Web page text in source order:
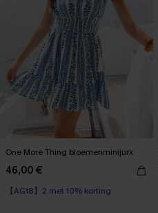
One More Thing bloemenminijurk
46,00 €
【AG18】2 met 10% korting